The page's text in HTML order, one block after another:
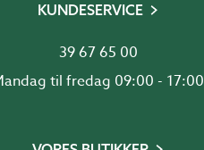
KUNDESERVICE
39 67 65 00
Mandag til fredag 09:00 - 17:00